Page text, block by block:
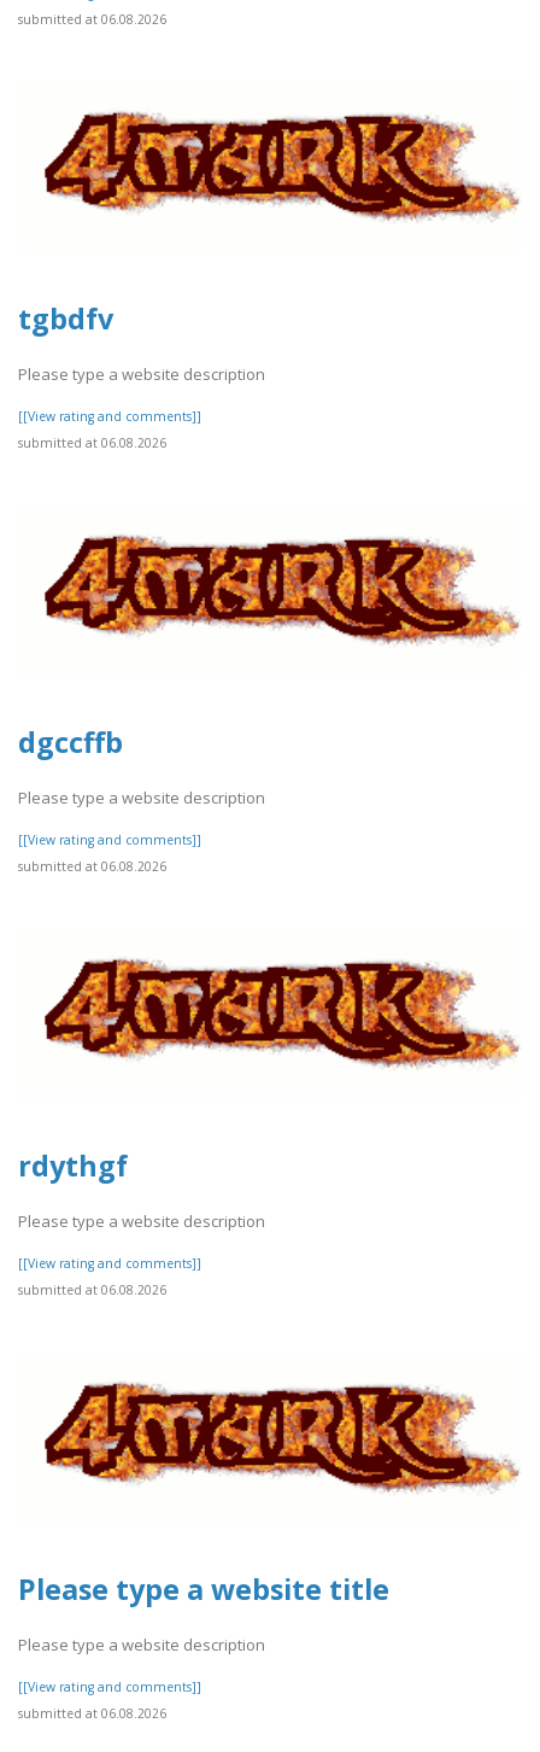
submitted at 06.08.2026
tgbdfv
Please type a website description
[[View rating and comments]]
submitted at 06.08.2026
dgccffb
Please type a website description
[[View rating and comments]]
submitted at 06.08.2026
rdythgf
Please type a website description
[[View rating and comments]]
submitted at 06.08.2026
Please type a website title
Please type a website description
[[View rating and comments]]
submitted at 06.08.2026